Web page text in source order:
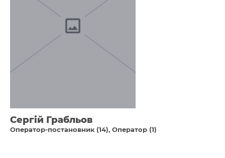
Сергій Грабльов
Оператор-постановник (14) Оператор (1)